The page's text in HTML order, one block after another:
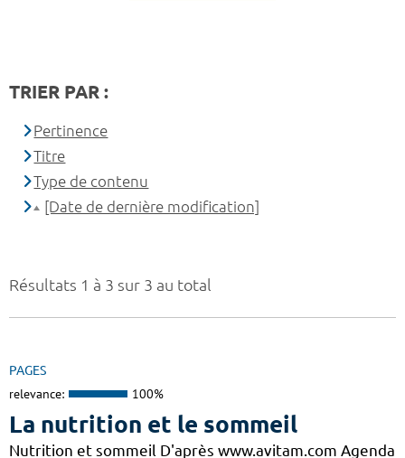
Résultats 1 à 3 sur 3 au total
PAGES
relevance: 100%
La nutrition et le sommeil
Nutrition et sommeil D'après www.avitam.com Agenda
TRIER PAR :
Pertinence
Titre
Type de contenu
[Date de dernière modification]